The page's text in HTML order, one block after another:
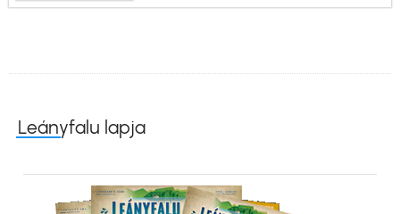
Leányfalu lapja